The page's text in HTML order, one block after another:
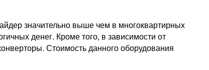
значительно выше чем в многоквартирных
денег. Кроме того, в зависимости от
Стоимость данного оборудования